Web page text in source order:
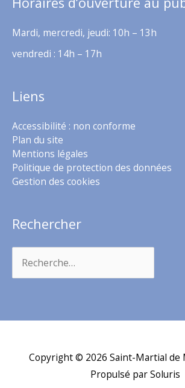
Mardi, mercredi, jeudi: 10h – 13h
vendredi : 14h – 17h
Liens
Accessibilité : non conforme
Plan du site
Mentions légales
Politique de protection des données
Gestion des cookies
Rechercher
Copyright © 2026 Saint-Martial de
Propulsé par Soluris